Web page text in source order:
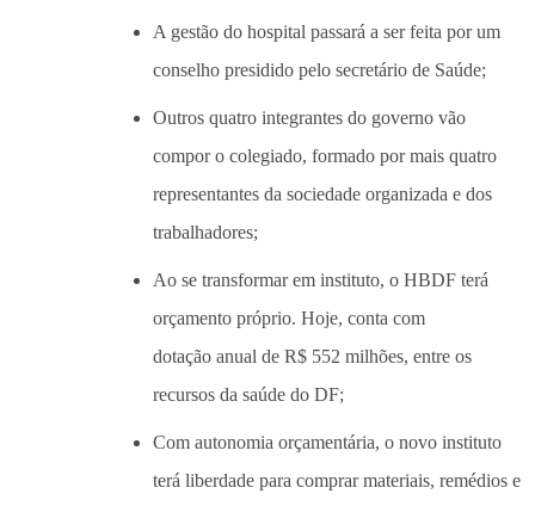
A gestão do hospital passará a ser feita por um
conselho presidido pelo secretário de Saúde;
Outros quatro integrantes do governo vão
compor o colegiado, formado por mais quatro
representantes da sociedade organizada e dos
trabalhadores;
Ao se transformar em instituto, o HBDF terá
orçamento próprio. Hoje, conta com
dotação anual de R$ 552 milhões, entre os
recursos da saúde do DF;
Com autonomia orçamentária, o novo instituto
terá liberdade para comprar materiais, remédios e